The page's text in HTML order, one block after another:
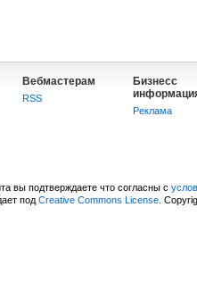
Вебмастерам
RSS
Бизнесс
Реклама
вы подтверждаете что согласны с
под Creative Commons License.